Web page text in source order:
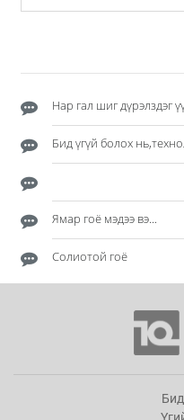
Нар гал шиг дүрэлздэг
Бид үгүй болох
Ямар гоё мэдээ вэ...
Солиотой гоё